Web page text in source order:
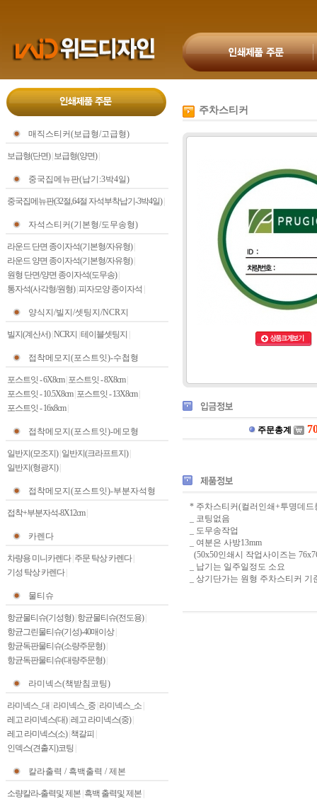
매직스티커(보급형/고급형)
보급형(단면)| 보급형(양면)|
중국집메뉴판(납기:3박4일)
중국집메뉴판(32절,64절 자석부착납기-3박4일)|
자석스티커(기본형/도무송형)
라운드 단면 종이자석(기본형/자유형)|
라운드 양면 종이자석(기본형/자유형)|
원형 단면/양면 종이자석(도무송)|
통자석(사각형/원형)| 피자모양 종이자석
양식지/빌지/셋팅지/NCR지
빌지(계산서)| NCR지 테이블셋팅지
접착메모지(포스트잇)-수첩형
포스트잇 - 6X8cm| 포스트잇 - 8X8cm|
포스트잇 - 10.5X8cm| 포스트잇 - 13X8cm|
포스트잇 - 16x8cm|
접착메모지(포스트잇)-메모형
일반지(모조지)| 일반지(크라프트지)|
일반지(형광지)|
접착메모지(포스트잇)-부분자석형
접착+부분자석-8X12cm|
카렌다
차량용 미니카렌다| 주문 탁상 카렌다|
기성 탁상 카렌다|
물티슈
항균물티슈(기성형)| 항균물티슈(전도용)|
항균그린물티슈(기성)-40매이상|
항균독판물티슈(소량주문형)|
항균독판물티슈(대량주문형)|
라미넥스(책받침코팅)
라미넥스_대 라미넥스_중 라미넥스_소
레고 라미넥스(대)| 레고 라미넥스(중)|
레고 라미넥스(소)| 책갈피
인덱스(견출지)코팅
칼라출력 / 흑백출력 / 제본
소량칼라-출력및 제본 흑백 출력및 제본
주차스티커
주문총계
* 주차스티커(컬러인쇄+투명데드
_ 코팅없음
_ 도무송작업
_ 여분은 사방13mm
(50x50인쇄시 작업사이즈는
_ 납기는 일주일정도 소요
_ 상기단가는 원형 주차스티커 기